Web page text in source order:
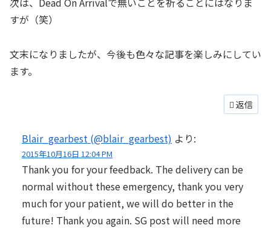
すが（笑）
文末になりましたが、今後も色々な記事を楽しみにしてい
ます。
返信
Blair_gearbest (@blair_gearbest) より:
2015年10月16日 12:04 PM
Thank you for your feedback. The delivery can be
normal without these emergency, thank you very
much for your patient, we will do better in the
future! Thank you again. SG post will need more